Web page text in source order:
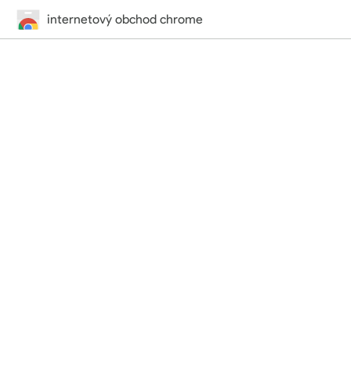
internetový obchod chrome